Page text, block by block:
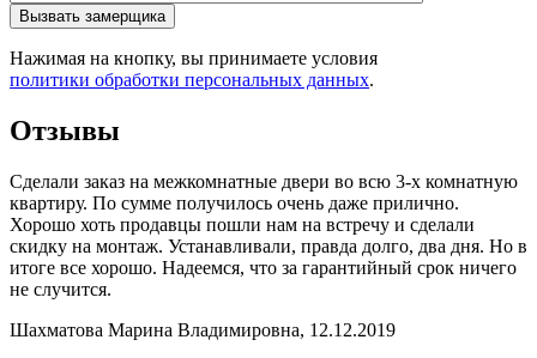
Нажимая на кнопку, вы принимаете условия
политики обработки персональных данных.
Отзывы
Сделали заказ на межкомнатные двери во всю 3-х комнатную
квартиру. По сумме получилось очень даже прилично.
Хорошо хоть продавцы пошли нам на встречу и сделали
скидку на монтаж. Устанавливали, правда долго, два дня. Но в
итоге все хорошо. Надеемся, что за гарантийный срок ничего
не случится.
Шахматова Марина Владимировна, 12.12.2019